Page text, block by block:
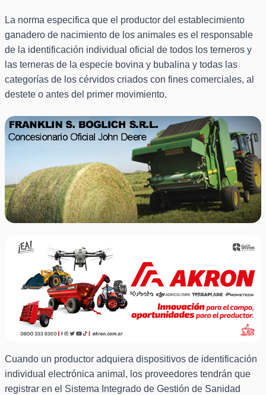
La norma especifica que el productor del establecimiento
ganadero de nacimiento de los animales es el responsable
de la identificación individual oficial de todos los terneros y
las terneras de la especie bovina y bubalina y todas las
categorías de los cérvidos criados con fines comerciales, al
destete o antes del primer movimiento.
Cuando un productor adquiera dispositivos de identificación
individual electrónica animal, los proveedores tendrán que
registrar en el Sistema Integrado de Gestión de Sanidad